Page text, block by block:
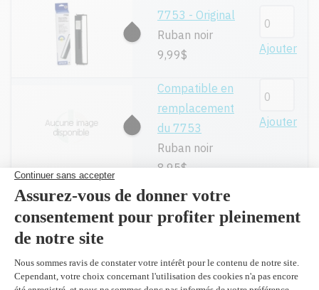
7753 - Original
Ruban noir
9,99$
Ajouter
Compatible en
remplacement
du 7753
Ruban noir
8,95$
Ajouter
Toutes nos cartouches réusinées sont
garanties.